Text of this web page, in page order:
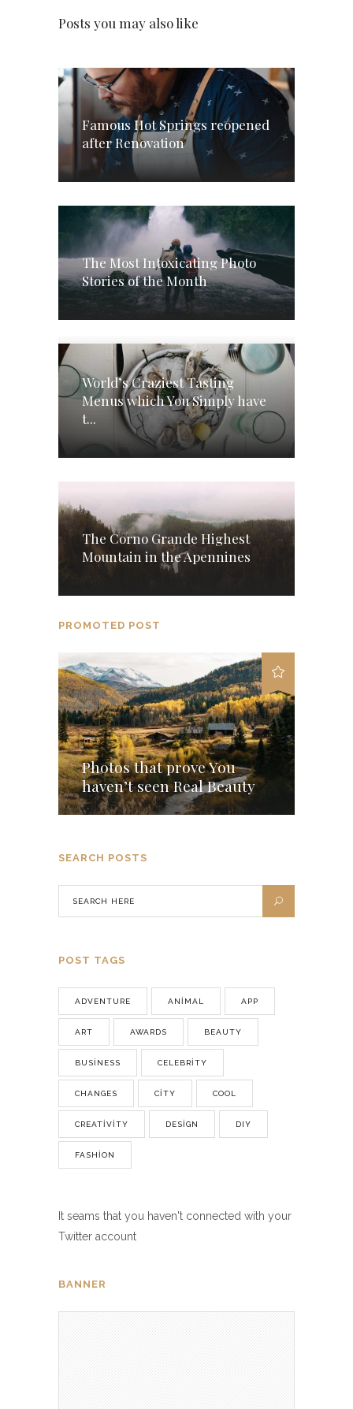
Posts you may also like
Famous Hot Springs reopened
after Renovation
The Most Intoxicating Photo
Stories of the Month
World’s Craziest Tasting
Menus which You Simply have
t...
The Corno Grande Highest
Mountain in the Apennines
PROMOTED POST
Photos that prove You
haven’t seen Real Beauty
SEARCH POSTS
POST TAGS
ADVENTURE ANIMAL APP
ART AWARDS BEAUTY
BUSINESS CELEBRITY
CHANGES CITY COOL
CREATIVITY DESIGN DIY
FASHION
It seams that you haven't connected with your
Twitter account
BANNER